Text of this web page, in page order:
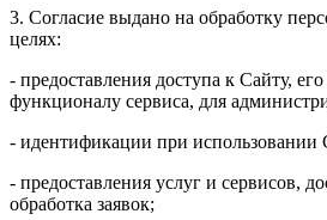
3. Согласие выдано на обработку
целях:
- предоставления доступа к Сайту,
функционалу сервиса, для
- идентификации при использовании
- предоставления услуг и сервисов,
обработка заявок;